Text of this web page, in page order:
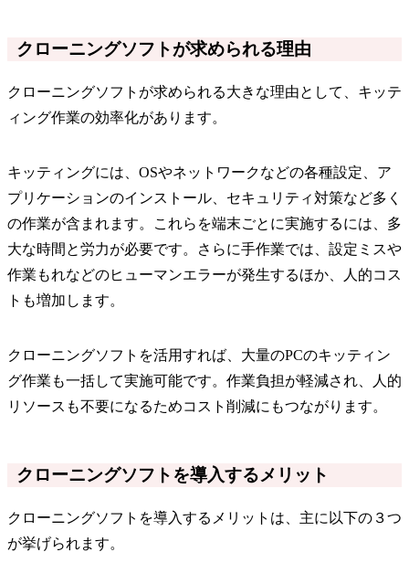
クローニングソフトが求められる理由
クローニングソフトが求められる大きな理由として、キッテ
ィング作業の効率化があります。
キッティングには、OSやネットワークなどの各種設定、ア
プリケーションのインストール、セキュリティ対策など多く
の作業が含まれます。これらを端末ごとに実施するには、多
大な時間と労力が必要です。さらに手作業では、設定ミスや
作業もれなどのヒューマンエラーが発生するほか、人的コス
トも増加します。
クローニングソフトを活用すれば、大量のPCのキッティン
グ作業も一括して実施可能です。作業負担が軽減され、人的
リソースも不要になるためコスト削減にもつながります。
クローニングソフトを導入するメリット
クローニングソフトを導入するメリットは、主に以下の３つ
が挙げられます。